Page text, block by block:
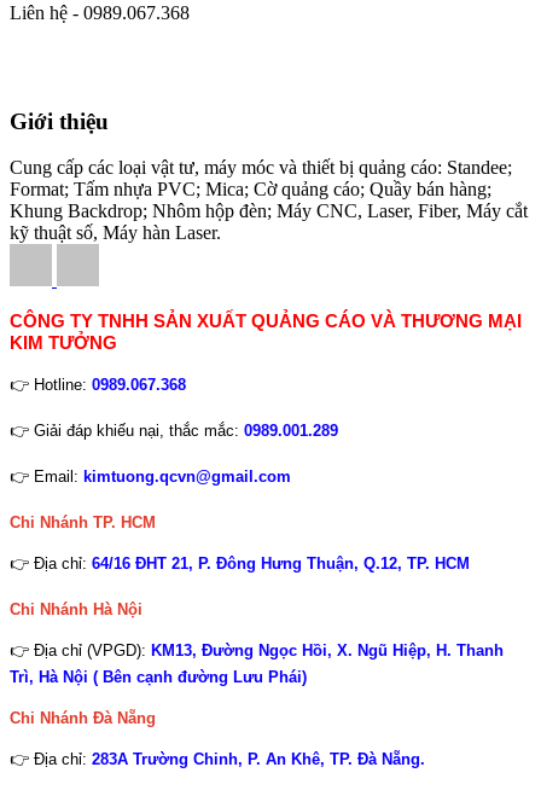
Liên hệ - 0989.067.368
Giới thiệu
Cung cấp các loại vật tư, máy móc và thiết bị quảng cáo: Standee;
Format; Tấm nhựa PVC; Mica; Cờ quảng cáo; Quầy bán hàng;
Khung Backdrop; Nhôm hộp đèn; Máy CNC, Laser, Fiber, Máy cắt
kỹ thuật số, Máy hàn Laser.
CÔNG TY TNHH SẢN XUẤT QUẢNG CÁO VÀ THƯƠNG MẠI
KIM TƯỞNG
👉 Hotline: 0989.067.368
👉 Giải đáp khiếu nại, thắc mắc: 0989.001.289
👉 Email: kimtuong.qcvn@gmail.com
Chi Nhánh TP. HCM
👉 Địa chỉ: 64/16 ĐHT 21, P. Đông Hưng Thuận, Q.12, TP. HCM
Chi Nhánh Hà Nội
👉 Địa chỉ (VPGD): KM13, Đường Ngọc Hồi, X. Ngũ Hiệp, H. Thanh
Trì, Hà Nội ( Bên cạnh đường Lưu Phái)
Chi Nhánh Đà Nẵng
👉 Địa chỉ: 283A Trường Chinh, P. An Khê, TP. Đà Nẵng.